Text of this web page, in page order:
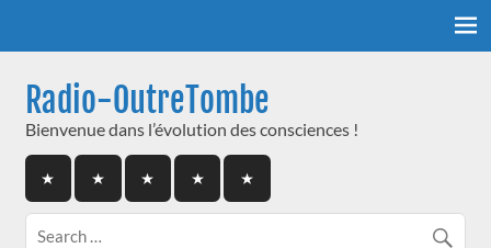
Radio-OutreTombe
Bienvenue dans l’évolution des consciences !